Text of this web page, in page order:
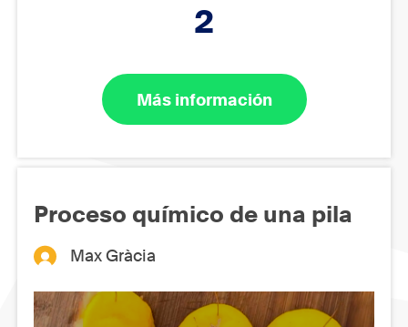
2
Más información
Proceso químico de una pila
Max Gràcia